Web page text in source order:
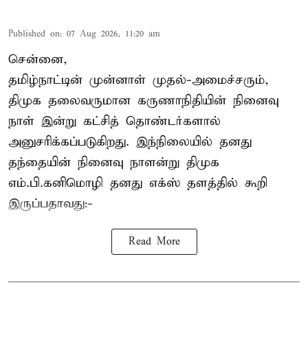
Published on: 07 Aug 2026, 11:20 am
சென்னை,
தமிழ்நாட்டின் முன்னாள் முதல்-அமைச்சரும்,
திமுக தலைவருமான கருணாநிதியின் நினைவு
நாள் இன்று கட்சித் தொண்டர்களால்
அனுசரிக்கப்படுகிறது. இந்நிலையில் தனது
தந்தையின் நினைவு நாளன்று திமுக
எம்.பி.கனிமொழி தனது எக்ஸ் தளத்தில் கூறி
இருப்பதாவது:-
Read More